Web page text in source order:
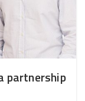
partnership